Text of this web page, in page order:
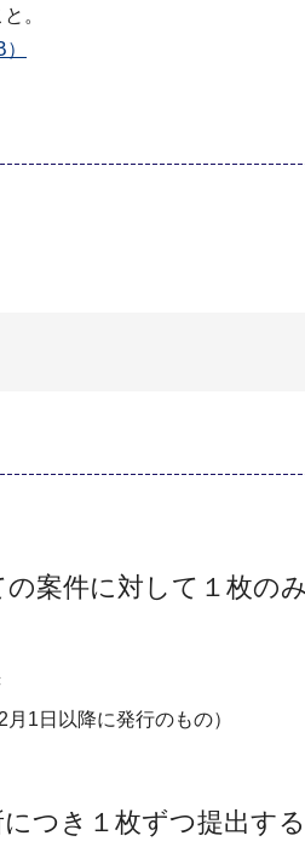
。
案件に対して１枚の
1日以降に発行のもの）
つき１枚ずつ提出す